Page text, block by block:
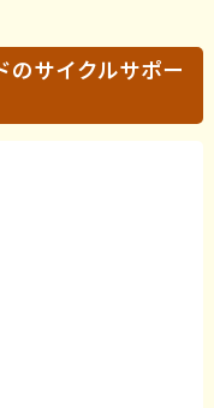
のサイクルサポー